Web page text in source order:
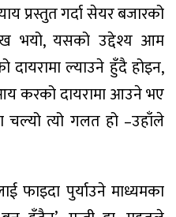
प्रस्तुत गर्दा सेयर बजारको
भयो, यसको उद्देश्य आम
ल्याउने हुँदै होइन,
करको दायरामा आउने भए
त्यो गलत हो –उहाँले
फाइदा पुर्याउने माध्यमका